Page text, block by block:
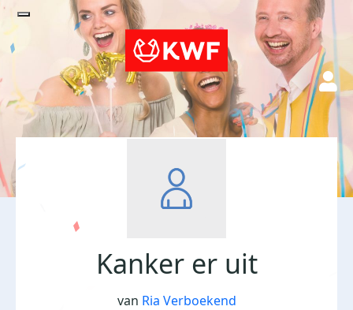
Kanker er uit
van Ria Verboekend